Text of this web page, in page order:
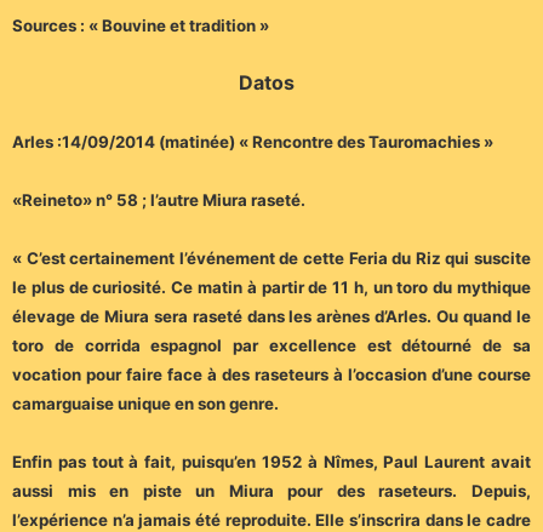
Sources : « Bouvine et tradition »
Datos
Arles :14/09/2014 (matinée) « Rencontre des Tauromachies »
«Reineto» n° 58 ; l’autre Miura raseté.
« C’est certainement l’événement de cette Feria du Riz qui suscite
le plus de curiosité. Ce matin à partir de 11 h, un toro du mythique
élevage de Miura sera raseté dans les arènes d’Arles. Ou quand le
toro de corrida espagnol par excellence est détourné de sa
vocation pour faire face à des raseteurs à l’occasion d’une course
camarguaise unique en son genre.
Enfin pas tout à fait, puisqu’en 1952 à Nîmes, Paul Laurent avait
aussi mis en piste un Miura pour des raseteurs. Depuis,
l’expérience n’a jamais été reproduite. Elle s’inscrira dans le cadre